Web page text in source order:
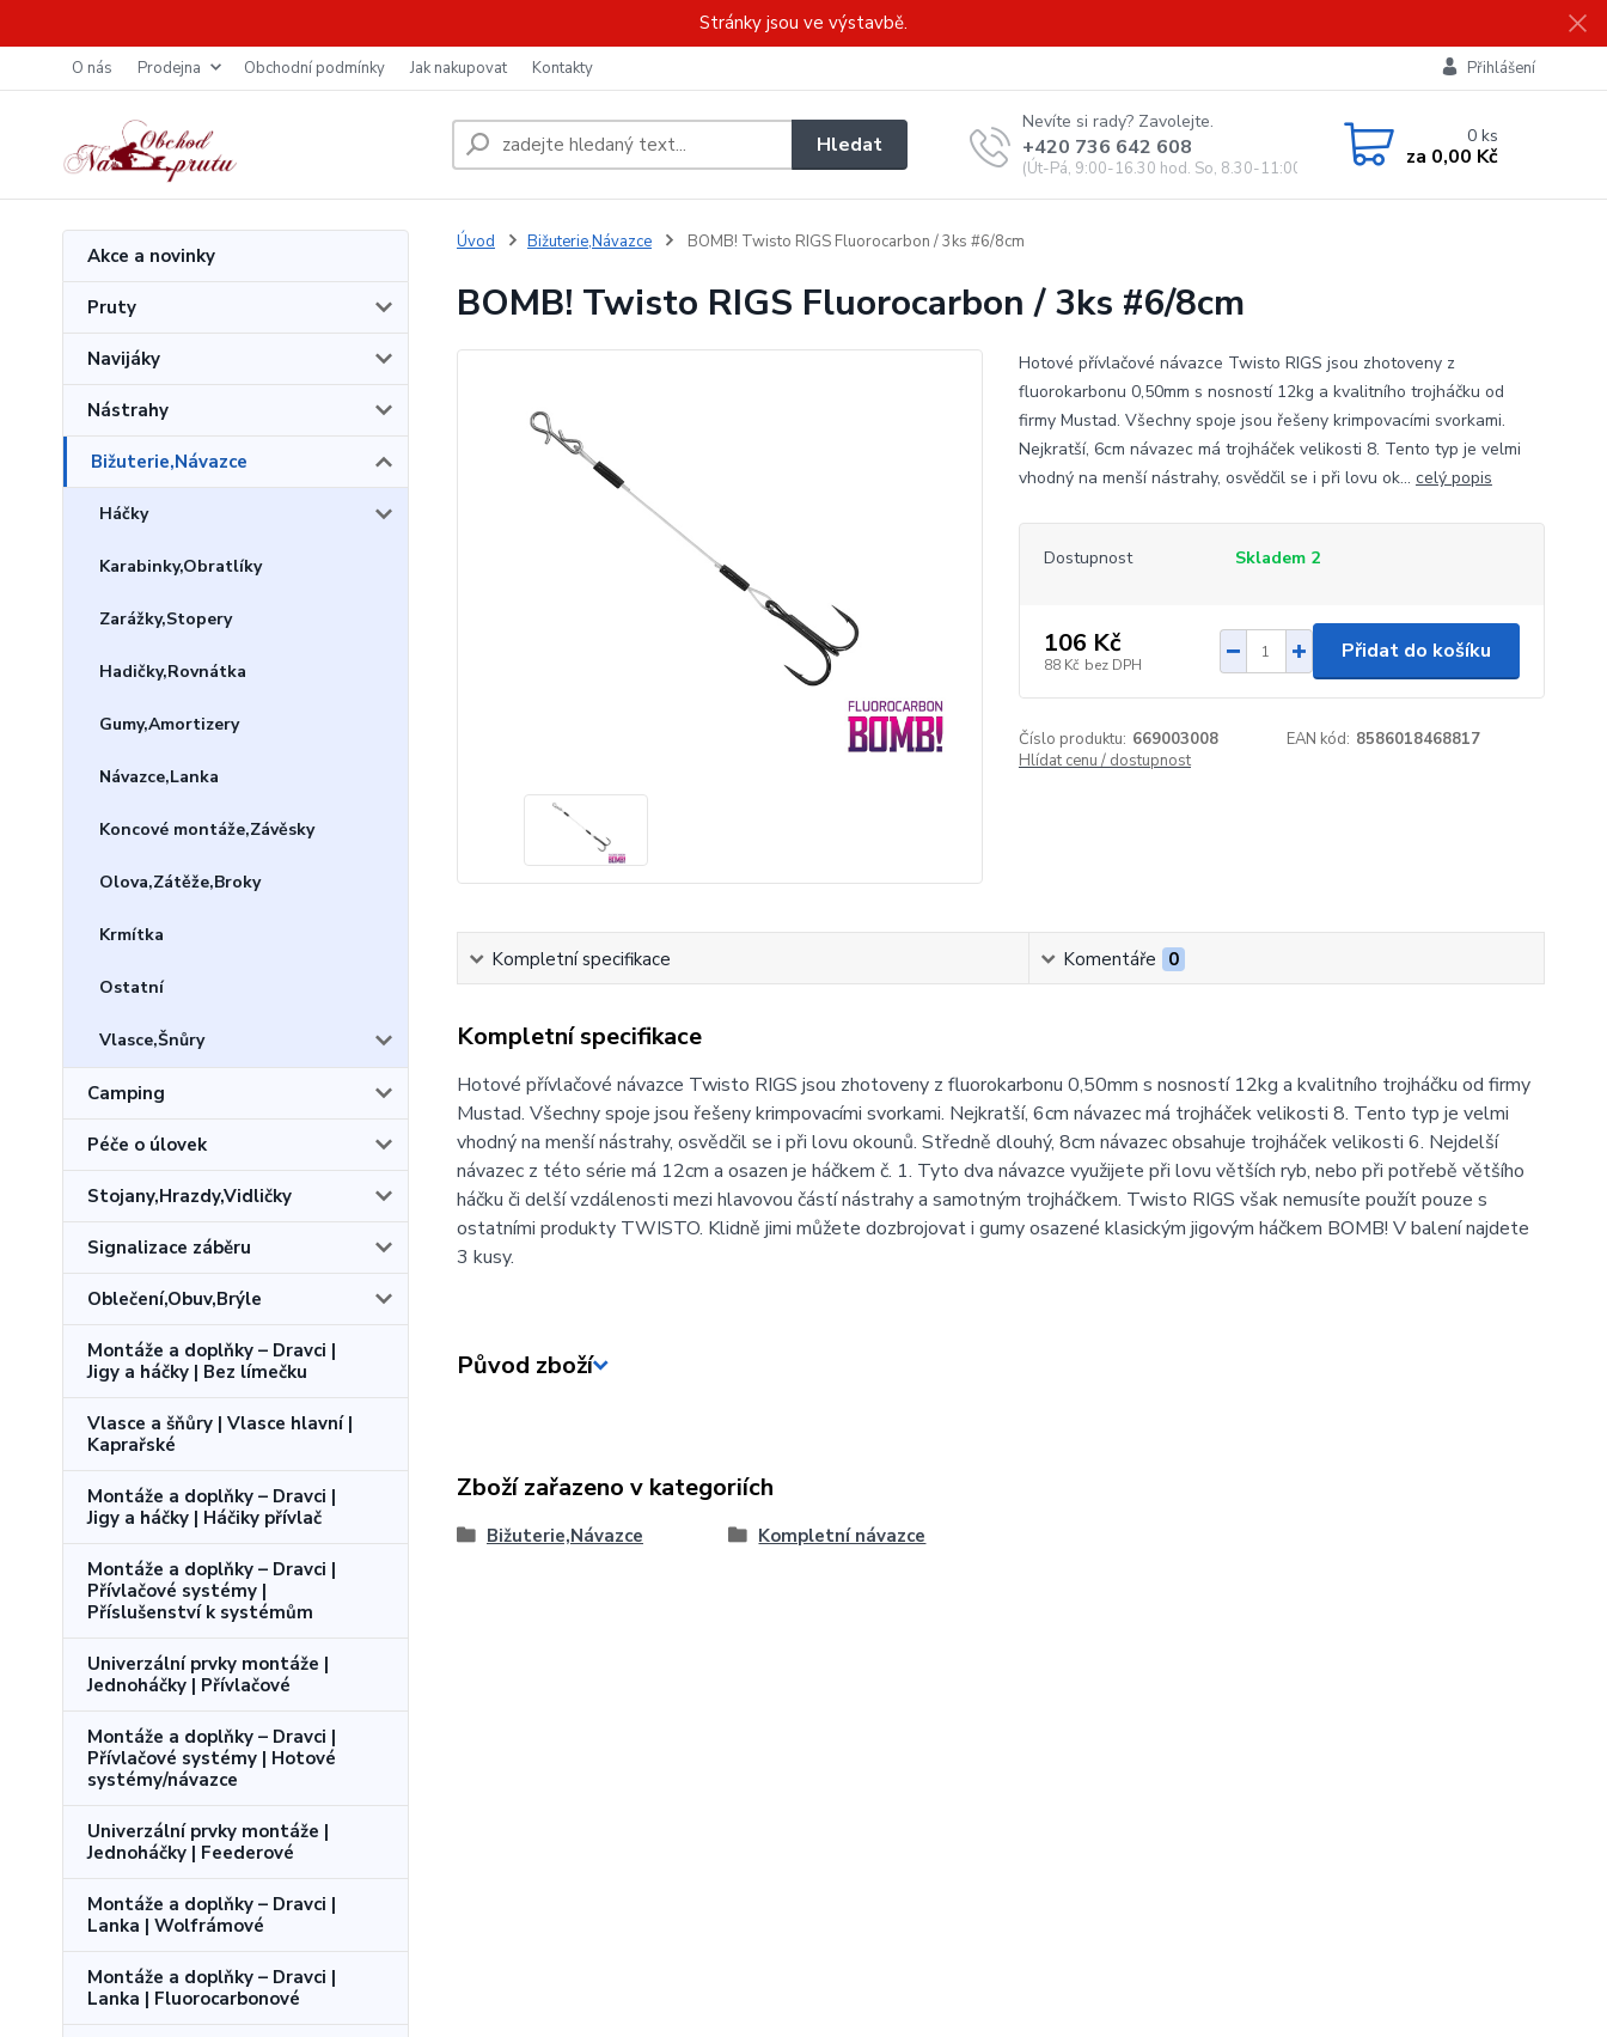
Stránky jsou ve výstavbě.
O nás Prodejna Obchodní podmínky Jak nakupovat Kontakty Přihlášení
Hledat
Nevíte si rady? Zavolejte.
+420 736 642 608
(Út-Pá, 9:00-16.30 hod. So, 8.30-11:00 hod.)
0ks
za 0,00 Kč
Akce a novinky
Pruty
Navijáky
Nástrahy
Bižuterie,Návazce
Háčky
Karabinky,Obratlíky
Zarážky,Stopery
Hadičky,Rovnátka
Gumy,Amortizery
Návazce,Lanka
Koncové montáže,Závěsky
Olova,Zátěže,Broky
Krmítka
Ostatní
Vlasce,Šnůry
Camping
Péče o úlovek
Stojany,Hrazdy,Vidličky
Signalizace záběru
Oblečení,Obuv,Brýle
Montáže a doplňky – Dravci |
Jigy a háčky | Bez límečku
Vlasce a šňůry | Vlasce hlavní |
Kaprařské
Montáže a doplňky – Dravci |
Jigy a háčky | Háčiky přívlač
Montáže a doplňky – Dravci |
Přívlačové systémy |
Příslušenství k systémům
Univerzální prvky montáže |
Jednoháčky | Přívlačové
Montáže a doplňky – Dravci |
Přívlačové systémy | Hotové
systémy/návazce
Univerzální prvky montáže |
Jednoháčky | Feederové
Montáže a doplňky – Dravci |
Lanka | Wolfrámové
Montáže a doplňky – Dravci |
Lanka | Fluorocarbonové
Úvod Bižuterie,Návazce BOMB! Twisto RIGS Fluorocarbon / 3ks #6/8cm
BOMB! Twisto RIGS Fluorocarbon / 3ks #6/8cm
Hotové přívlačové návazce Twisto RIGS jsou zhotoveny z
fluorokarbonu 0,50mm s nosností 12kg a kvalitního trojháčku od
firmy Mustad. Všechny spoje jsou řešeny krimpovacími svorkami.
Nejkratší, 6cm návazec má trojháček velikosti 8. Tento typ je velmi
vhodný na menší nástrahy, osvědčil se i při lovu ok... celý popis
Dostupnost Skladem 2
106 Kč
88 Kč bez DPH
Přidat do košíku
Číslo produktu: 669003008 EAN kód: 8586018468817
Hlídat cenu / dostupnost
Kompletní specifikace Komentáře 0
Kompletní specifikace
Hotové přívlačové návazce Twisto RIGS jsou zhotoveny z fluorokarbonu 0,50mm s nosností 12kg a kvalitního trojháčku od firmy
Mustad. Všechny spoje jsou řešeny krimpovacími svorkami. Nejkratší, 6cm návazec má trojháček velikosti 8. Tento typ je velmi
vhodný na menší nástrahy, osvědčil se i při lovu okounů. Středně dlouhý, 8cm návazec obsahuje trojháček velikosti 6. Nejdelší
návazec z této série má 12cm a osazen je háčkem č. 1. Tyto dva návazce využijete při lovu větších ryb, nebo při potřebě většího
háčku či delší vzdálenosti mezi hlavovou částí nástrahy a samotným trojháčkem. Twisto RIGS však nemusíte použít pouze s
ostatními produkty TWISTO. Klidně jimi můžete dozbrojovat i gumy osazené klasickým jigovým háčkem BOMB! V balení najdete
3 kusy.
Původ zboží
Zboží zařazeno v kategoriích
Bižuterie,Návazce Kompletní návazce